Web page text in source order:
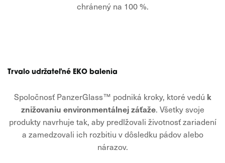
chránený na 100 %.
Trvalo udržateľné EKO balenia
Spoločnosť PanzerGlass™ podniká kroky, ktoré vedú k
znižovaniu environmentálnej záťaže. Všetky svoje
produkty navrhuje tak, aby predlžovali životnosť zariadení
a zamedzovali ich rozbitiu v dôsledku pádov alebo
nárazov.